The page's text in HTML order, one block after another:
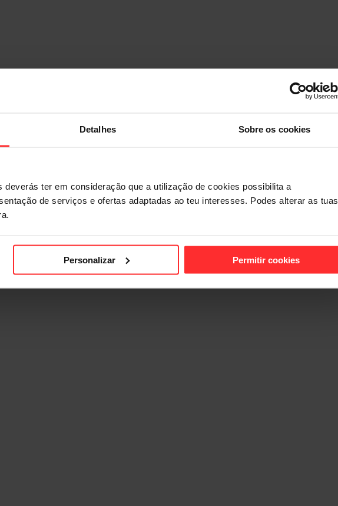
Detalhes Sobre os cookies
ter em consideração que a utilização de cookies possibilita a
de serviços e ofertas adaptadas ao teu interesses. Podes alterar as tuas
Personalizar Permitir cookies